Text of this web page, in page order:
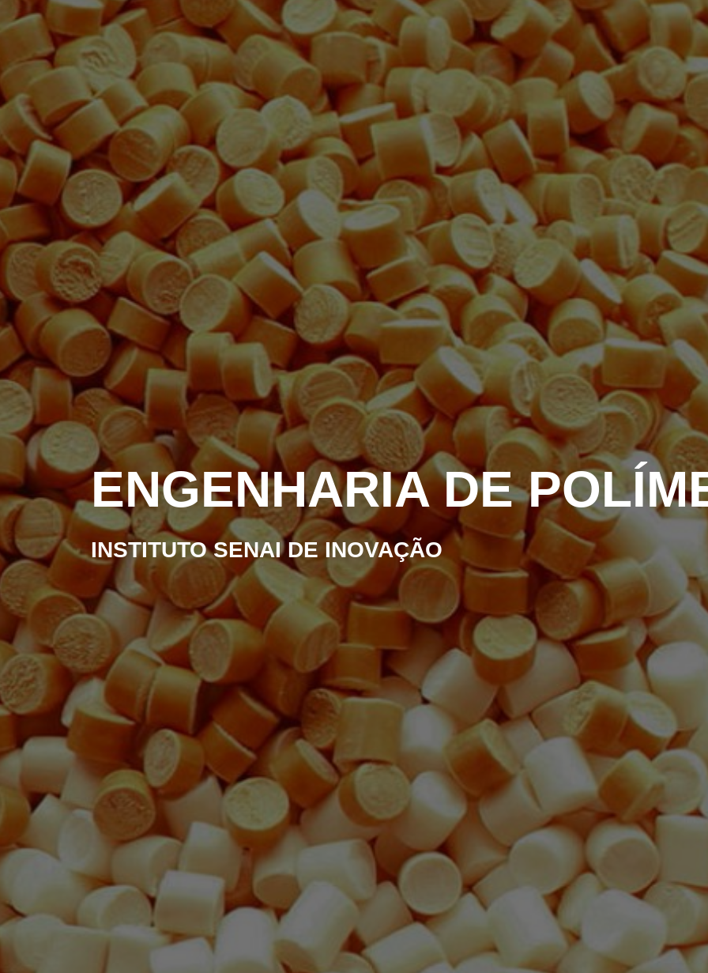
Couro
Eletrodomésticos
ENGENHARIA DE
INSTITUTO SENAI DE INOVAÇÃO